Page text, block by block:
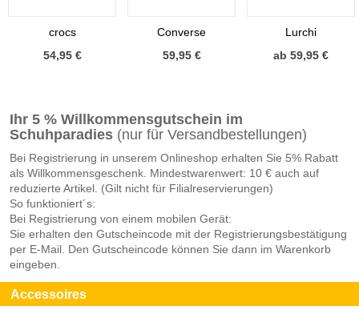
crocs
54,95 €
Converse
59,95 €
Lurchi
ab 59,95 €
Ihr 5 % Willkommensgutschein im
Schuhparadies (nur für Versandbestellungen)
Bei Registrierung in unserem Onlineshop erhalten Sie 5% Rabatt
als Willkommensgeschenk. Mindestwarenwert: 10 € auch auf
reduzierte Artikel. (Gilt nicht für Filialreservierungen)
So funktioniert´s:
Bei Registrierung von einem mobilen Gerät:
Sie erhalten den Gutscheincode mit der Registrierungsbestätigung
per E-Mail. Den Gutscheincode können Sie dann im Warenkorb
eingeben.
Accessoires